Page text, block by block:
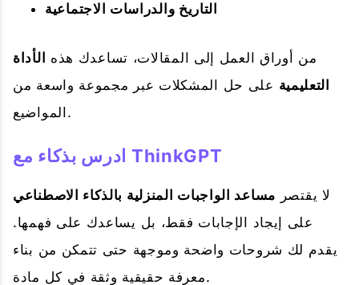
التاريخ والدراسات الاجتماعية
من أوراق العمل إلى المقالات، تساعدك هذه
الأداة
التعليمية على حل المشكلات عبر مجموعة واسعة من
المواضيع.
ادرس بذكاء مع ThinkGPT
لا يقتصر مساعد الواجبات المنزلية بالذكاء الاصطناعي
على إيجاد الإجابات فقط، بل يساعدك على فهمها.
يقدم لك شروحات واضحة وموجهة حتى تتمكن من بناء
معرفة حقيقية وثقة في كل مادة.